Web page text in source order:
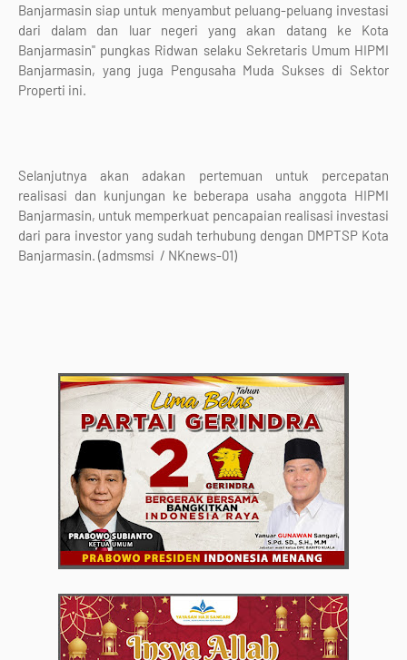
Banjarmasin siap untuk menyambut peluang-peluang investasi
dari dalam dan luar negeri yang akan datang ke Kota
Banjarmasin" pungkas Ridwan selaku Sekretaris Umum HIPMI
Banjarmasin, yang juga Pengusaha Muda Sukses di Sektor
Properti ini.
Selanjutnya akan adakan pertemuan untuk percepatan
realisasi dan kunjungan ke beberapa usaha anggota HIPMI
Banjarmasin, untuk memperkuat pencapaian realisasi investasi
dari para investor yang sudah terhubung dengan DMPTSP Kota
Banjarmasin. (admsmsi / NKnews-01)